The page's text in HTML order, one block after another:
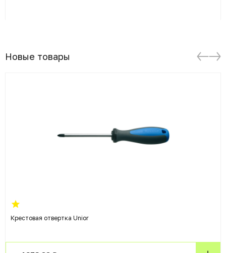
Новые товары
Крестовая отвертка Unior